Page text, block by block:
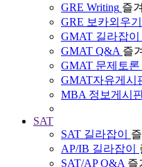
GRE Writing 즐
GRE 보카외우기
GMAT 길라잡이
GMAT Q&A 즐
GMAT 문제토론
GMAT자유게시
MBA 정보게시
SAT
SAT 길라잡이
AP/IB 길라잡이
SAT/AP Q&A 즐